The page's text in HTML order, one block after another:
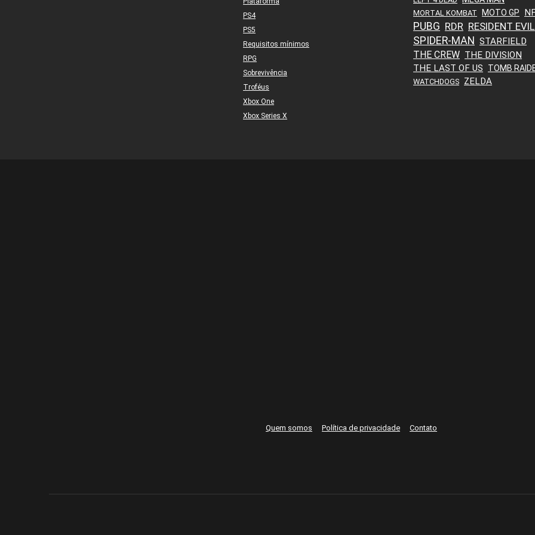
PS4
PS5
Requisitos mínimos
RPG
Sobrevivência
Troféus
Xbox One
Xbox Series X
MORTAL KOMBAT MOTO GP
PUBG RDR RESIDENT EVIL
SPIDER-MAN STARFIELD
THE CREW THE DIVISION
THE LAST OF US
TOMB
WATCHDOGS ZELDA
Quem somos Política de privacidade Contato